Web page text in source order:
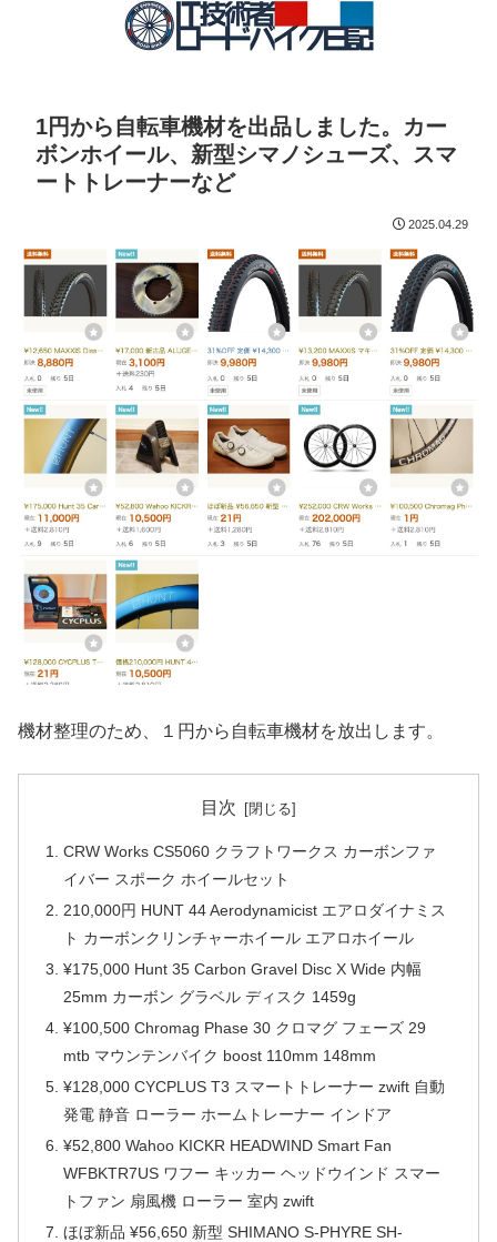
1円から自転車機材を出品しました。カー
ボンホイール、新型シマノシューズ、スマ
ートトレーナーなど
2025.04.29
機材整理のため、１円から自転車機材を放出します。
目次
CRW Works CS5060 クラフトワークス カーボンファ
イバー スポーク ホイールセット
210,000円 HUNT 44 Aerodynamicist エアロダイナミス
ト カーボンクリンチャーホイール エアロホイール
¥175,000 Hunt 35 Carbon Gravel Disc X Wide 内幅
25mm カーボン グラベル ディスク 1459g
¥100,500 Chromag Phase 30 クロマグ フェーズ 29
mtb マウンテンバイク boost 110mm 148mm
¥128,000 CYCPLUS T3 スマートトレーナー zwift 自動
発電 静音 ローラー ホームトレーナー インドア
¥52,800 Wahoo KICKR HEADWIND Smart Fan
WFBKTR7US ワフー キッカー ヘッドウインド スマー
トファン 扇風機 ローラー 室内 zwift
ほぼ新品 ¥56,650 新型 SHIMANO S-PHYRE SH-